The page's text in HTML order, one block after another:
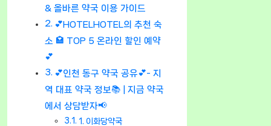
& 올바른 약국 이용 가이드
💕HOTELHOTEL의 추천 숙
소 🏩 TOP 5 온라인 할인 예약
💕
💕인천 동구 약국 공유💕- 지
역 대표 약국 정보📚 | 지금 약국
에서 상담받자📢
1. 이화당약국